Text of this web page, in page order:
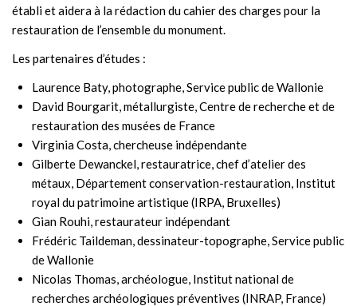
établi et aidera à la rédaction du cahier des charges pour la
restauration de l’ensemble du monument.
Les partenaires d’études :
Laurence Baty, photographe, Service public de Wallonie
David Bourgarit, métallurgiste, Centre de recherche et de
restauration des musées de France
Virginia Costa, chercheuse indépendante
Gilberte Dewanckel, restauratrice, chef d’atelier des
métaux, Département conservation-restauration, Institut
royal du patrimoine artistique (IRPA, Bruxelles)
Gian Rouhi, restaurateur indépendant
Frédéric Taildeman, dessinateur-topographe, Service public
de Wallonie
Nicolas Thomas, archéologue, Institut national de
recherches archéologiques préventives (INRAP, France)